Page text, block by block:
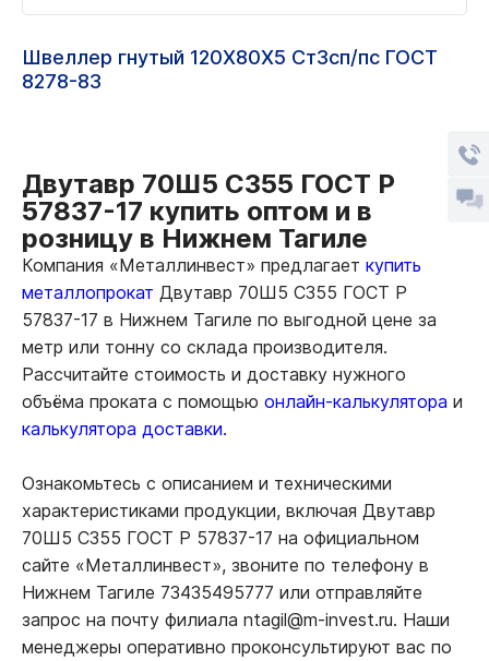
Швеллер гнутый 120Х80Х5 Ст3сп/пс ГОСТ
8278-83
Двутавр 70Ш5 С355 ГОСТ Р
57837-17 купить оптом и в
розницу в Нижнем Тагиле
Компания «Металлинвест» предлагает купить
металлопрокат Двутавр 70Ш5 С355 ГОСТ Р
57837-17 в Нижнем Тагиле по выгодной цене за
метр или тонну со склада производителя.
Рассчитайте стоимость и доставку нужного
объёма проката с помощью онлайн-калькулятора и
калькулятора доставки.
Ознакомьтесь с описанием и техническими
характеристиками продукции, включая Двутавр
70Ш5 С355 ГОСТ Р 57837-17 на официальном
сайте «Металлинвест», звоните по телефону в
Нижнем Тагиле 73435495777 или отправляйте
запрос на почту филиала ntagil@m-invest.ru. Наши
менеджеры оперативно проконсультируют вас по